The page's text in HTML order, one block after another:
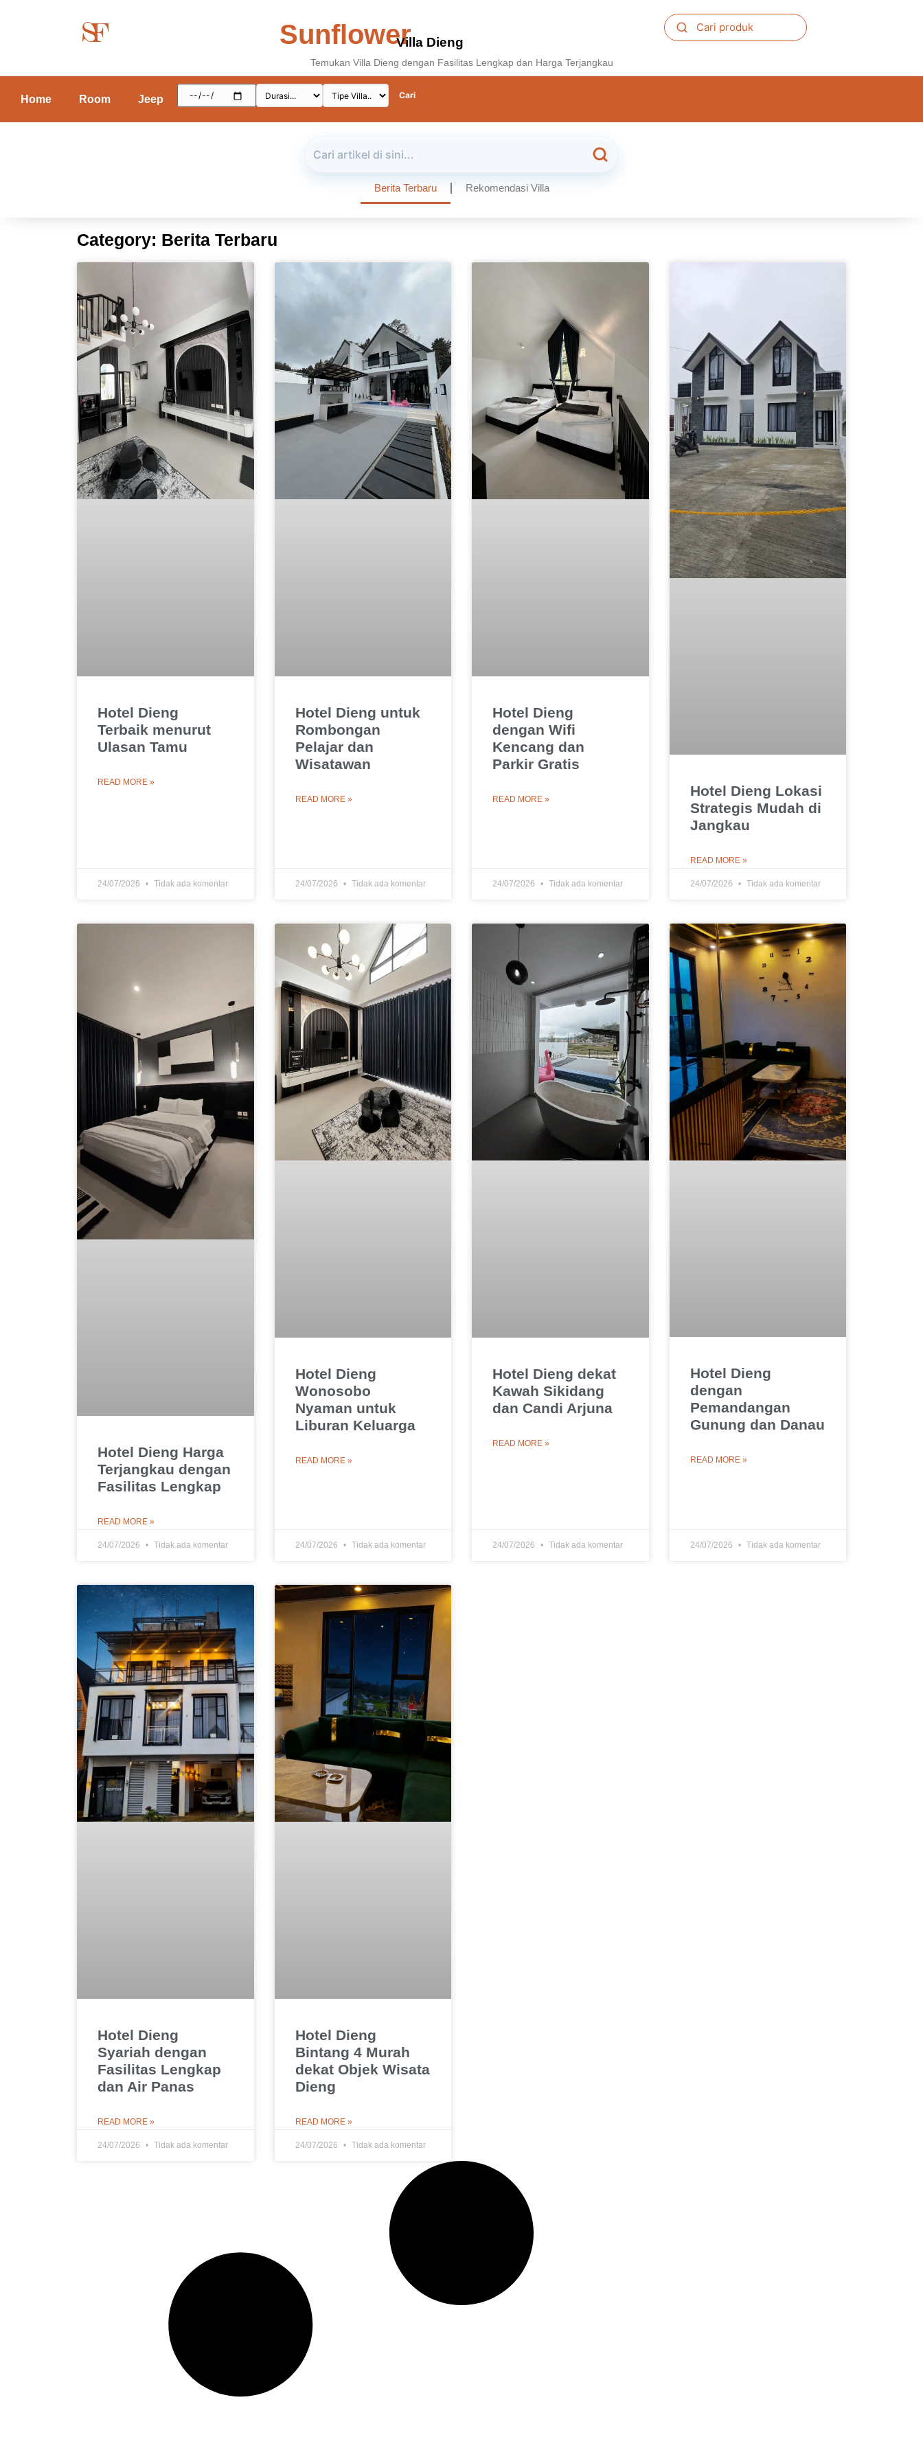
SunflowerVilla Dieng
Temukan Villa Dieng dengan Fasilitas Lengkap dan Harga Terjangkau
Home Room Jeep Cari
Berita Terbaru Rekomendasi Villa
Category: Berita Terbaru
Hotel Dieng
Terbaik menurut
Ulasan Tamu
READ MORE »
24/07/2026 Tidak ada komentar
Hotel Dieng untuk
Rombongan
Pelajar dan
Wisatawan
READ MORE »
24/07/2026 Tidak ada komentar
Hotel Dieng
dengan Wifi
Kencang dan
Parkir Gratis
READ MORE »
24/07/2026 Tidak ada komentar
Hotel Dieng Lokasi
Strategis Mudah di
Jangkau
READ MORE »
24/07/2026 Tidak ada komentar
Hotel Dieng Harga
Terjangkau dengan
Fasilitas Lengkap
READ MORE »
24/07/2026 Tidak ada komentar
Hotel Dieng
Wonosobo
Nyaman untuk
Liburan Keluarga
READ MORE »
24/07/2026 Tidak ada komentar
Hotel Dieng dekat
Kawah Sikidang
dan Candi Arjuna
READ MORE »
24/07/2026 Tidak ada komentar
Hotel Dieng
dengan
Pemandangan
Gunung dan Danau
READ MORE »
24/07/2026 Tidak ada komentar
Hotel Dieng
Syariah dengan
Fasilitas Lengkap
dan Air Panas
READ MORE »
24/07/2026 Tidak ada komentar
Hotel Dieng
Bintang 4 Murah
dekat Objek Wisata
Dieng
READ MORE »
24/07/2026 Tidak ada komentar